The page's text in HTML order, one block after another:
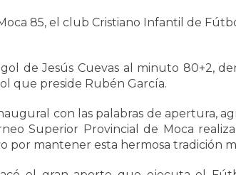
85, el club Cristiano Infantil de
de Jesús Cuevas al minuto 80+2,
que preside Rubén García.
con las palabras de apertura,
Superior Provincial de Moca
por mantener esta hermosa tradición